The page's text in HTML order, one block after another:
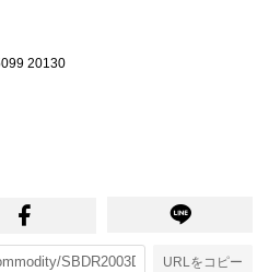
20130
URLをコピー